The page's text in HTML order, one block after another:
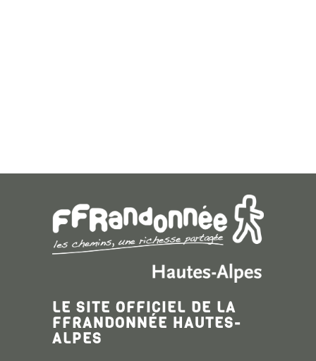
LE SITE OFFICIEL DE LA
FFRANDONNÉE HAUTES-
ALPES